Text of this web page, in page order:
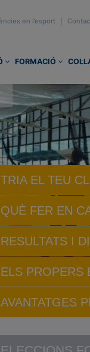
en l’esport
FORMACIÓ
TRIA EL TEU
QUÈ FER EN
RESULTATS I
ELS PROPERS
AVANTATGES